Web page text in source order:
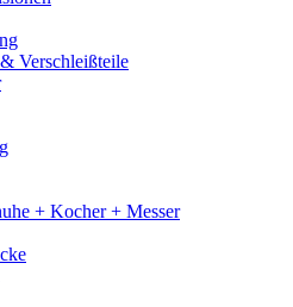
Verschleißteile
+ Kocher + Messer